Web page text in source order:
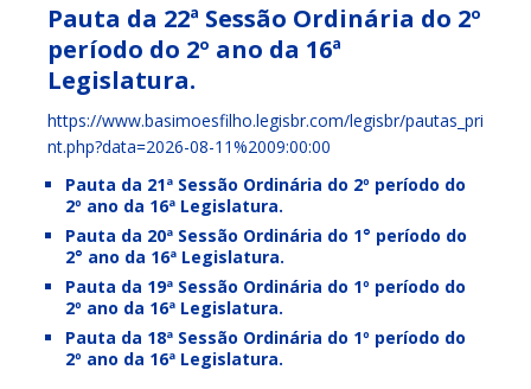
Pauta da 22ª Sessão Ordinária do 2º
período do 2º ano da 16ª
Legislatura.
https://www.basimoesfilho.legisbr.com/legisbr/pautas_pri
nt.php?data=2026-08-11%2009:00:00
Pauta da 21ª Sessão Ordinária do 2º período do
2º ano da 16ª Legislatura.
Pauta da 20ª Sessão Ordinária do 1° período do
2° ano da 16ª Legislatura.
Pauta da 19ª Sessão Ordinária do 1º período do
2º ano da 16ª Legislatura.
Pauta da 18ª Sessão Ordinária do 1º período do
2º ano da 16ª Legislatura.